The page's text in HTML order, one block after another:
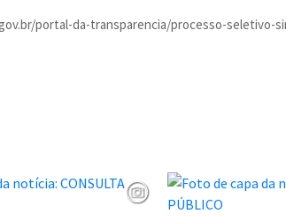
portal-da-transparencia/processo-seletivo-